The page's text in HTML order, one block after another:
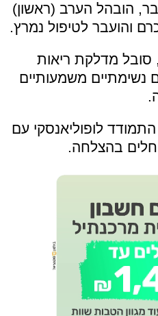
הובהל הערב (ראשון)
והועבר לטיפול נמרץ.
הרב לופוליאנסקי, בן 74, סובל מדלקת ריאות
נשימתיים משמעותיים
התמודד לופוליאנסקי עם
בהצלחה.